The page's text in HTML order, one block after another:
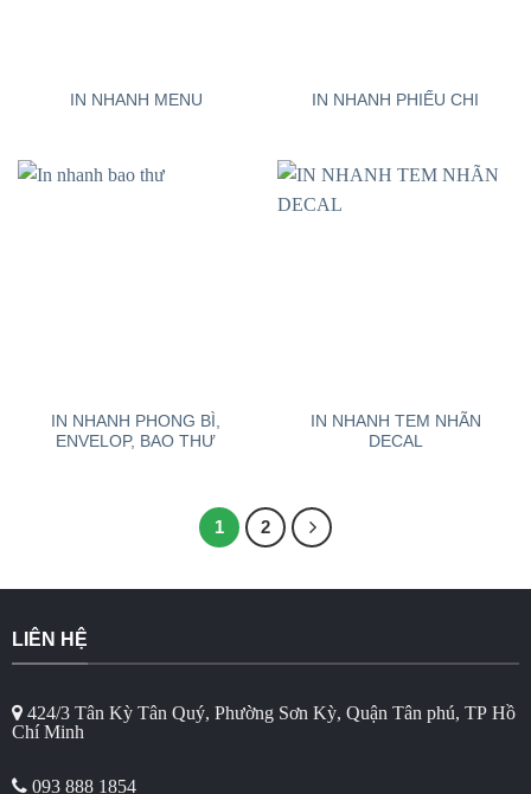
IN NHANH MENU IN NHANH PHIẾU CHI
IN NHANH PHONG BÌ,
ENVELOP, BAO THƯ
IN NHANH TEM NHÃN
DECAL
1 2
LIÊN HỆ
424/3 Tân Kỳ Tân Quý, Phường Sơn Kỳ, Quận Tân phú, TP Hồ
Chí Minh
093 888 1854